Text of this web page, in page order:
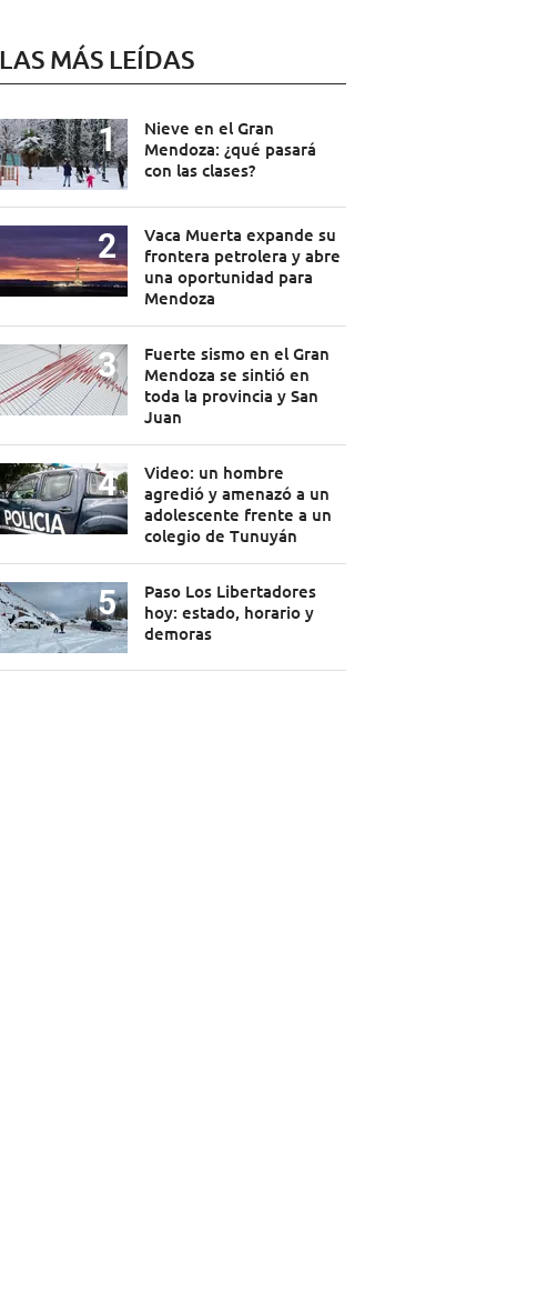
LAS MÁS LEÍDAS
Nieve en el Gran
Mendoza: ¿qué pasará
con las clases?
Vaca Muerta expande su
frontera petrolera y abre
una oportunidad para
Mendoza
Fuerte sismo en el Gran
Mendoza se sintió en
toda la provincia y San
Juan
Video: un hombre
agredió y amenazó a un
adolescente frente a un
colegio de Tunuyán
Paso Los Libertadores
hoy: estado, horario y
demoras